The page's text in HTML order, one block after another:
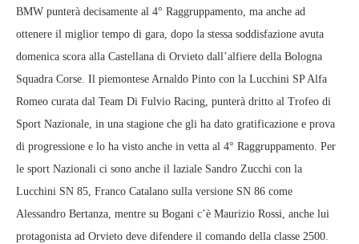
BMW punterà decisamente al 4° Raggruppamento, ma anche ad
ottenere il miglior tempo di gara, dopo la stessa soddisfazione avuta
domenica scora alla Castellana di Orvieto dall’alfiere della Bologna
Squadra Corse. Il piemontese Arnaldo Pinto con la Lucchini SP Alfa
Romeo curata dal Team Di Fulvio Racing, punterà dritto al Trofeo di
Sport Nazionale, in una stagione che gli ha dato gratificazione e prova
di progressione e lo ha visto anche in vetta al 4° Raggruppamento. Per
le sport Nazionali ci sono anche il laziale Sandro Zucchi con la
Lucchini SN 85, Franco Catalano sulla versione SN 86 come
Alessandro Bertanza, mentre su Bogani c’è Maurizio Rossi, anche lui
protagonista ad Orvieto deve difendere il comando della classe 2500.